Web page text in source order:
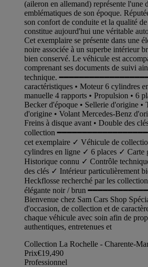
(aileron en allemand) représente l'une
emblématiques de son époque.
son confort de conduite et la qualité
constitue aujourd'hui une véritable
Cet exemplaire se présente dans une
noire associée à un superbe intérieur
bien conservé. Le véhicule est
comprenant ses documents de suivi
technique.
caractéristiques • Moteur 6 cylindres
manuelle 4 rapports • Propulsion • 6
Becker d'époque • Sellerie d'origine •
d'origine • Volant Mercedes-Benz
Freins à disque avant • Double des
collection
cet exemplaire ✓ Véhicule de
cylindres en ligne ✓ 6 places ✓ Carte
Historique connu ✓ Contrôle
des clés ✓ Intérieur particulièrement
Heckflosse recherché par les
élégante noir / brun
Bienvenue chez Sam Cars Shop
d'occasion, de collection et de
chaque véhicule avec soin afin de
authentiques, entretenues et
Collection La Rochelle - Charente-
Prix€19,490
Professionnel